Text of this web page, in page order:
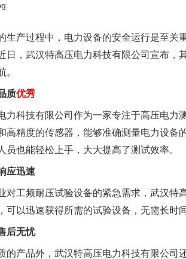
生产过程中，电力设备的安全运行是至关
日，武汉特高压电力科技有限公司宣布，
。
质优秀
力科技有限公司作为一家专注于高压电力
高精度的传感器，能够准确测量电力设备
员也能轻松上手，大大提高了测试效率。
应迅速
对工频耐压试验设备的紧急需求，武汉特
可以迅速获得所需的试验设备，无需长时
后无忧
的产品外，武汉特高压电力科技有限公